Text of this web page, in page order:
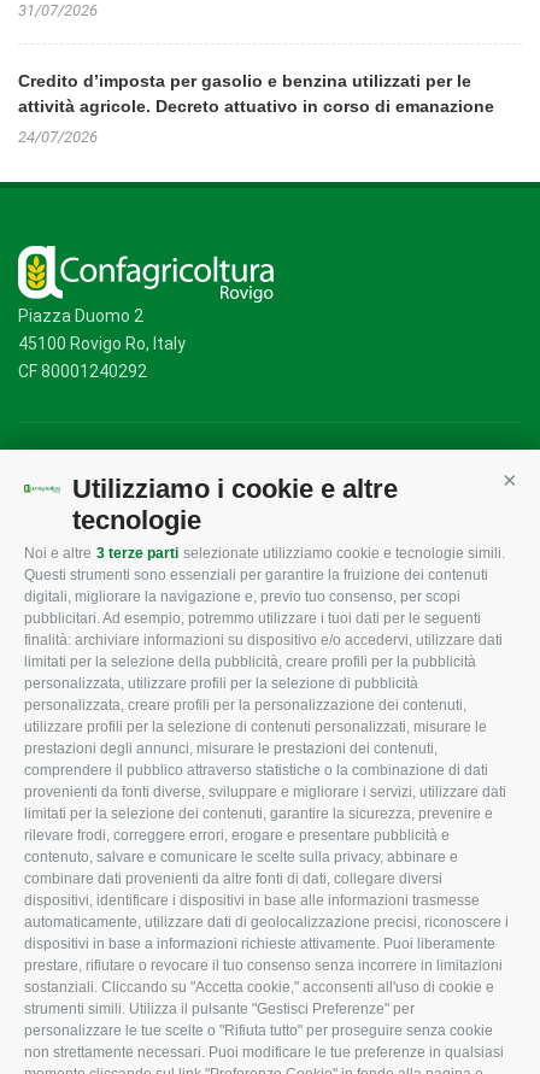
Utilizziamo i cookie e altre
tecnologie
Noi e altre 3 terze parti selezionate utilizziamo cookie e tecnologie simili.
Questi strumenti sono essenziali per garantire la fruizione dei contenuti
digitali, migliorare la navigazione e, previo tuo consenso, per scopi
pubblicitari. Ad esempio, potremmo utilizzare i tuoi dati per le seguenti
finalità: archiviare informazioni su dispositivo e/o accedervi, utilizzare dati
limitati per la selezione della pubblicità, creare profili per la pubblicità
personalizzata, utilizzare profili per la selezione di pubblicità
personalizzata, creare profili per la personalizzazione dei contenuti,
utilizzare profili per la selezione di contenuti personalizzati, misurare le
prestazioni degli annunci, misurare le prestazioni dei contenuti,
comprendere il pubblico attraverso statistiche o la combinazione di dati
provenienti da fonti diverse, sviluppare e migliorare i servizi, utilizzare dati
limitati per la selezione dei contenuti, garantire la sicurezza, prevenire e
rilevare frodi, correggere errori, erogare e presentare pubblicità e
contenuto, salvare e comunicare le scelte sulla privacy, abbinare e
combinare dati provenienti da altre fonti di dati, collegare diversi
dispositivi, identificare i dispositivi in base alle informazioni trasmesse
automaticamente, utilizzare dati di geolocalizzazione precisi, riconoscere i
dispositivi in base a informazioni richieste attivamente. Puoi liberamente
prestare, rifiutare o revocare il tuo consenso senza incorrere in limitazioni
sostanziali. Cliccando su "Accetta cookie," acconsenti all'uso di cookie e
strumenti simili. Utilizza il pulsante "Gestisci Preferenze" per
personalizzare le tue scelte o "Rifiuta tutto" per proseguire senza cookie
non strettamente necessari. Puoi modificare le tue preferenze in qualsiasi
31/07/2026
Credito d’imposta per gasolio e benzina utilizzati per le
attività agricole. Decreto attuativo in corso di emanazione
24/07/2026
Piazza Duomo 2
45100 Rovigo Ro, Italy
CF 80001240292
CONFAGRICOLTURA
ROVIGO
L'Associazione
Missione e Progetto
Organigramma aziendale
I Nostri Servizi
Uffici della Sede
provinciale
Le Sedi di Zona
Agricoltori S.r.l.
Whistleblowing
Confagricoltura Rovigo e
Agricoltori srl
CONFAGRICOLTURA
INFORMA
Tecnico
Fiscale
Lavoro
Ambiente
Associazione
CONFAGRICOLTURA
ATTIVA
Notizie in evidenza
Eventi
Comunicati Stampa
Video
Iscrizione Newsletter